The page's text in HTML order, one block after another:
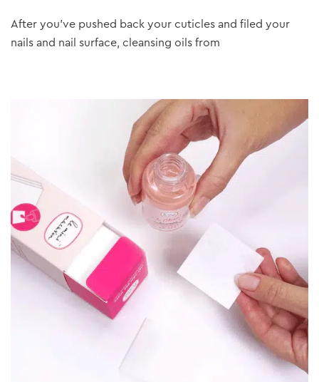
After you’ve pushed back your cuticles and filed your
nails and nail surface, cleansing oils from